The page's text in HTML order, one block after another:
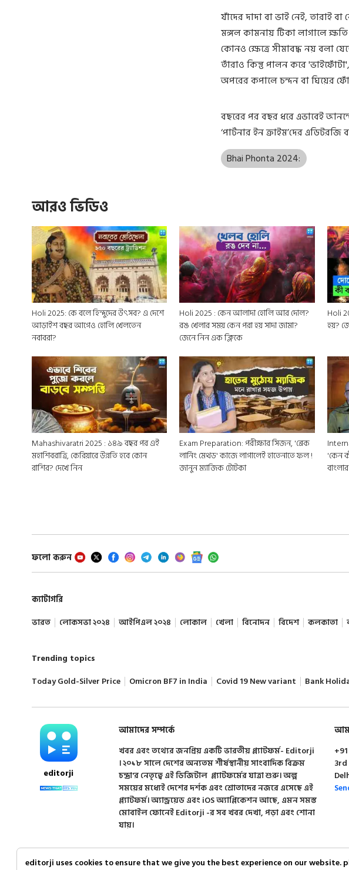
যাঁদের দাদা বা ভাই নেই, তারাই
মঙ্গল কামনায় টিকা লাগালে
কোনও ক্ষেত্রে সীমাবদ্ধ নয় বলা
তাঁরাও কিন্তু পালন করে
অপরের কপালে চন্দন বা ঘিয়ের
বছরের পর বছর ধরে এভাবেই
‘পার্টনার ইন ক্রাইম’দের
Bhai Phonta 2024:
আরও ভিডিও
Holi 2025: কে বলে হিন্দুদের উৎসব? এ দেশে
আড়াইশ বছর আগেও হোলি খেলতেন
নবাবরা?
Holi 2025 : কেন আলাদা হোলি আর দোল?
রঙ খেলার সময় কেন পরা হয় সাদা জামা?
জেনে নিন এক ক্লিকে
Holi
হয়?
Mahashivaratri 2025 : ১৪৯ বছর পর এই
মহাশিবরাত্রি, কেরিয়ারে উন্নতি হবে কোন
রাশির? দেখে নিন
Exam Preparation: পরীক্ষার সিজন, 'ব্রেক
লার্নিং মেথড' কাজে লাগালেই হাতেনাতে ফল !
জানুন ম্যাজিক টোটকা
'কেন
ফলো করুন
ক্যাটাগরি
ভারত
লোকসভা ২০২৪ আইপিএল ২০২৪ লোকাল খেলা বিনোদন বিদেশ কলকাতা
Trending topics
Today Gold-Silver Price
Omicron BF7 in India Covid 19 New variant Bank
editorji
আমাদের সম্পর্কে
খবর এবং তথ্যের জনপ্রিয় একটি ভারতীয় প্ল্যাটফর্ম- Editorji
। ২০১৮ সালে দেশের অন্যতম শীর্ষস্থানীয় সাংবাদিক বিক্রম
চন্দ্রা'র নেতৃত্বে এই ডিজিটাল প্ল্যাটফর্মের যাত্রা শুরু। অল্প
সময়ের মধ্যেই দেশের দর্শক এবং শ্রোতাদের নজরে এসেছে এই
প্ল্যাটফর্ম। অ্যান্ড্রয়েড এবং iOS অ্যাপ্লিকেশন আছে, এমন সমস্ত
মোবাইল ফোনেই Editorji -র সব খবর দেখা, পড়া এবং শোনা
যায়।
editorji uses cookies to ensure that we give you the best experience on our